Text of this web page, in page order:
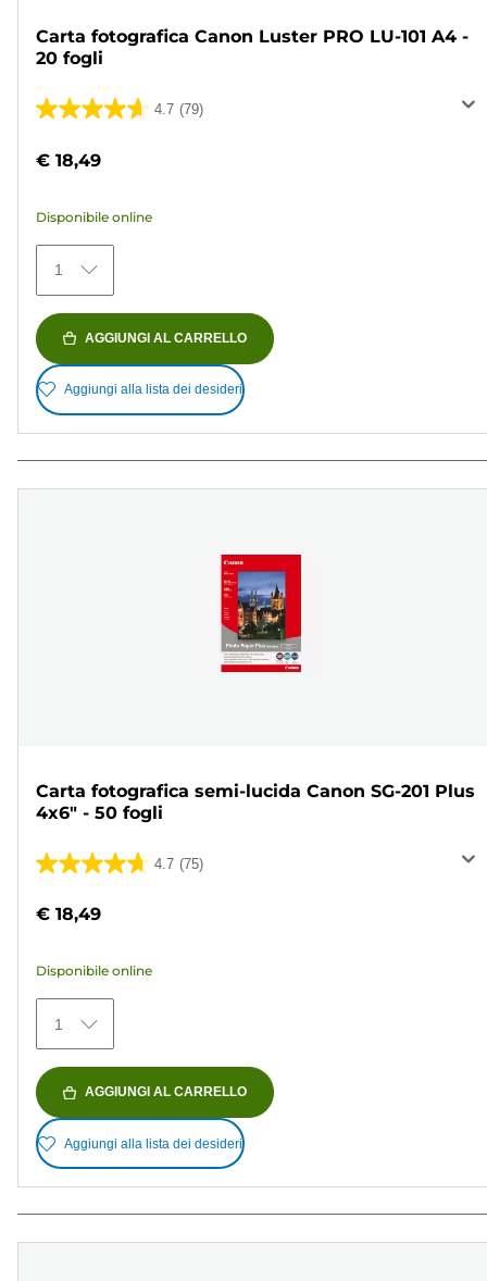
Carta fotografica Canon Luster PRO LU-101 A4 -
20 fogli
4.7 (79)
4.7
5
79
recensioni
€ 18,49
Disponibile online
1
AGGIUNGI AL CARRELLO
Aggiungi alla lista dei desideri
Carta fotografica semi-lucida Canon SG-201 Plus
4x6" - 50 fogli
4.7 (75)
4.7
5
75
recensioni
€ 18,49
Disponibile online
1
AGGIUNGI AL CARRELLO
Aggiungi alla lista dei desideri